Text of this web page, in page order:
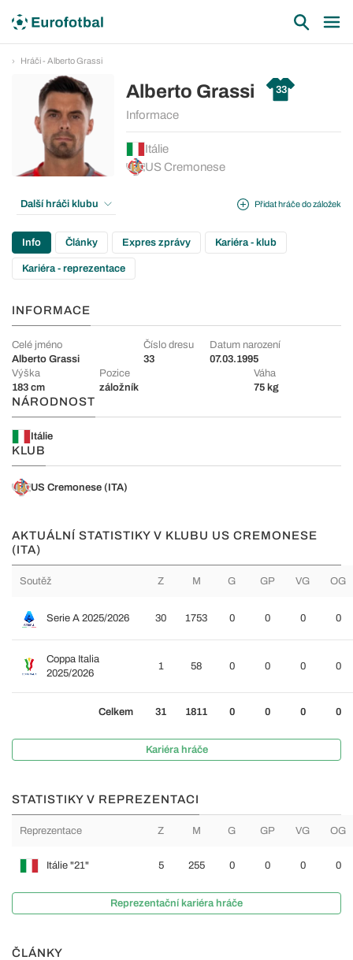
Hráči - Alberto Grassi
Alberto Grassi 33
Informace
Itálie
US Cremonese
Přidat hráče do záložek
Další hráči klubu
Info Články Expres zprávy Kariéra - klub
Kariéra - reprezentace
INFORMACE
Celé jméno
Alberto Grassi
Číslo dresu
33
Datum narození
07.03.1995
Výška
183 cm
Pozice
záložník
Váha
75 kg
NÁRODNOST
Itálie
KLUB
US Cremonese (ITA)
AKTUÁLNÍ STATISTIKY V KLUBU US CREMONESE
(ITA)
Soutěž Z M G GP VG OG
Serie A 2025/2026 30 1753 0 0 0 0
Coppa Italia
2025/2026
1 58 0 0 0 0
Celkem 31 1811 0 0 0 0
Kariéra hráče
STATISTIKY V REPREZENTACI
Reprezentace Z M G GP VG OG
Itálie "21" 5 255 0 0 0 0
Reprezentační kariéra hráče
ČLÁNKY